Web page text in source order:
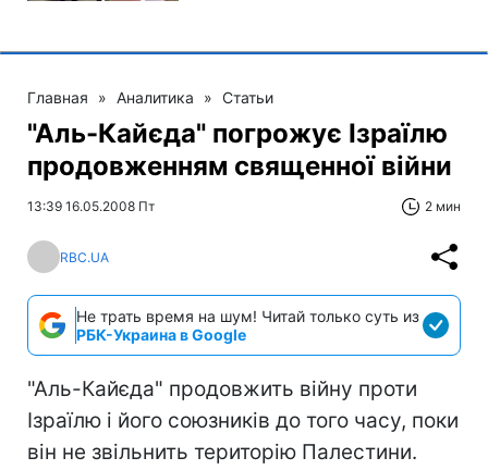
Главная » Аналитика » Статьи
"Аль-Кайєда" погрожує Ізраїлю
продовженням священної війни
13:39 16.05.2008 Пт 2 мин
RBC.UA
Не трать время на шум! Читай только суть из
РБК-Украина в Google
"Аль-Кайєда" продовжить війну проти
Ізраїлю і його союзників до того часу, поки
він не звільнить територію Палестини.